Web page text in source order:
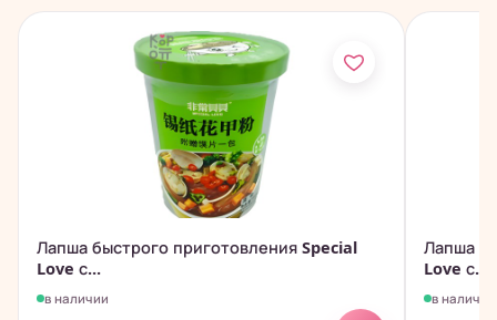
Лапша быстрого приготовления Special
Love с...
в наличии
Лапша
Love с...
в наличии